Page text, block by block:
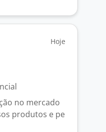
Hoje
no mercado
produtos e pe